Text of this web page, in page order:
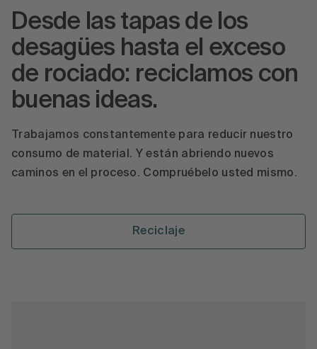
Desde las tapas de los
desagües hasta el exceso
de rociado: reciclamos con
buenas ideas.
Trabajamos constantemente para reducir nuestro
consumo de material. Y están abriendo nuevos
caminos en el proceso. Compruébelo usted mismo.
Reciclaje